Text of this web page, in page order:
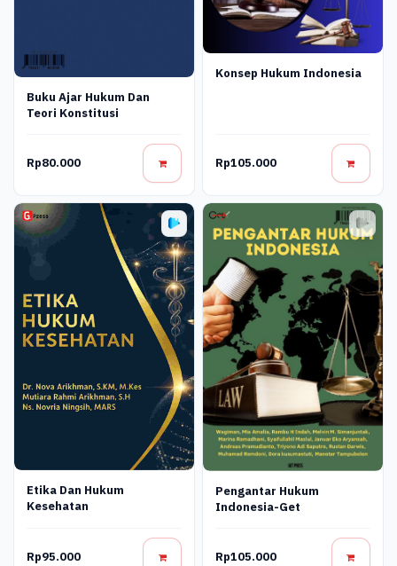
Buku Ajar Hukum Dan
Teori Konstitusi
Rp80.000
Konsep Hukum Indonesia
Rp105.000
Etika Dan Hukum
Kesehatan
Rp95.000
Pengantar Hukum
Indonesia-Get
Rp105.000